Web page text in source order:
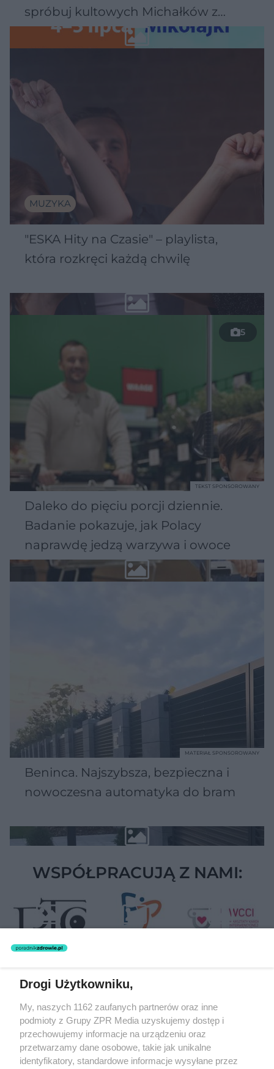
spróbuj kultowych Michałków z
Wawelu
MUZYKA
"ESKA Hity na Czasie" – playlista,
która rozkręci każdą chwilę
5
Daleko do pięciu porcji dziennie.
Badanie pokazuje, jak Polacy
naprawdę jedzą warzywa i owoce
TEKST SPONSOROWANY
Beninca. Najszybsza, bezpieczna i
nowoczesna automatyka do bram
MATERIAŁ SPONSOROWANY
WSPÓŁPRACUJĄ Z NAMI:
Żaden utwór zamieszczony w serwisie nie może być powielany i
rozpowszechniany lub dalej rozpowszechniany w jakikolwiek sposób
(w tym także elektroniczny lub mechaniczny) na jakimkolwiek polu
eksploatacji w jakiejkolwiek formie, włącznie z umieszczaniem w
Internecie bez pisemnej zgody właściciela praw. Jakiekolwiek użycie
lub wykorzystanie utworów w całości lub w części z naruszeniem
prawa, tzn. bez właściwej zgody, jest zabronione pod groźbą kary i
Drogi Użytkowniku,
My, naszych 1162 zaufanych partnerów oraz inne
podmioty z Grupy ZPR Media uzyskujemy dostęp i
przechowujemy informacje na urządzeniu oraz
przetwarzamy dane osobowe, takie jak unikalne
identyfikatory, standardowe informacje wysyłane przez